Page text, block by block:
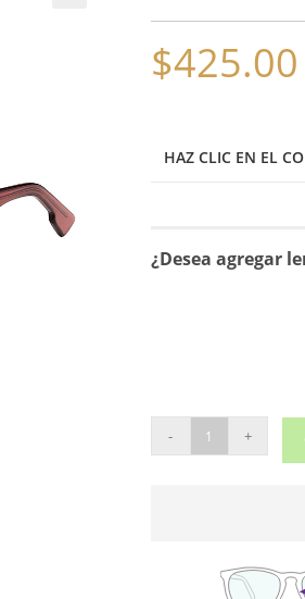
$425.00
HAZ CLIC EN EL
¿Desea agregar
CD4
- +